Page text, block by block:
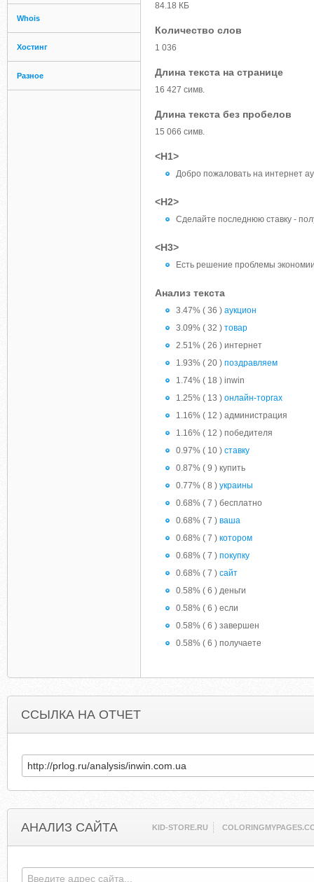
Whois
Хостинг
Разное
84.18 КБ
Количество слов
1 036
Длина текста на странице
16 427 симв.
Длина текста без пробелов
15 066 симв.
<H1>
Добро пожаловать на интернет
<H2>
Сделайте последнюю ставку -
<H3>
Есть решение проблемы
Анализ текста
3.47% ( 36 ) аукцион
3.09% ( 32 ) товар
2.51% ( 26 ) интернет
1.93% ( 20 ) поздравляем
1.74% ( 18 ) inwin
1.25% ( 13 ) онлайн-торгах
1.16% ( 12 ) администрация
1.16% ( 12 ) победителя
0.97% ( 10 ) ставку
0.87% ( 9 ) купить
0.77% ( 8 ) украины
0.68% ( 7 ) бесплатно
0.68% ( 7 ) ваша
0.68% ( 7 ) котором
0.68% ( 7 ) покупку
0.68% ( 7 ) сайт
0.58% ( 6 ) деньги
0.58% ( 6 ) если
0.58% ( 6 ) завершен
0.58% ( 6 ) получаете
ССЫЛКА НА ОТЧЕТ
АНАЛИЗ САЙТА KID-STORE.RU